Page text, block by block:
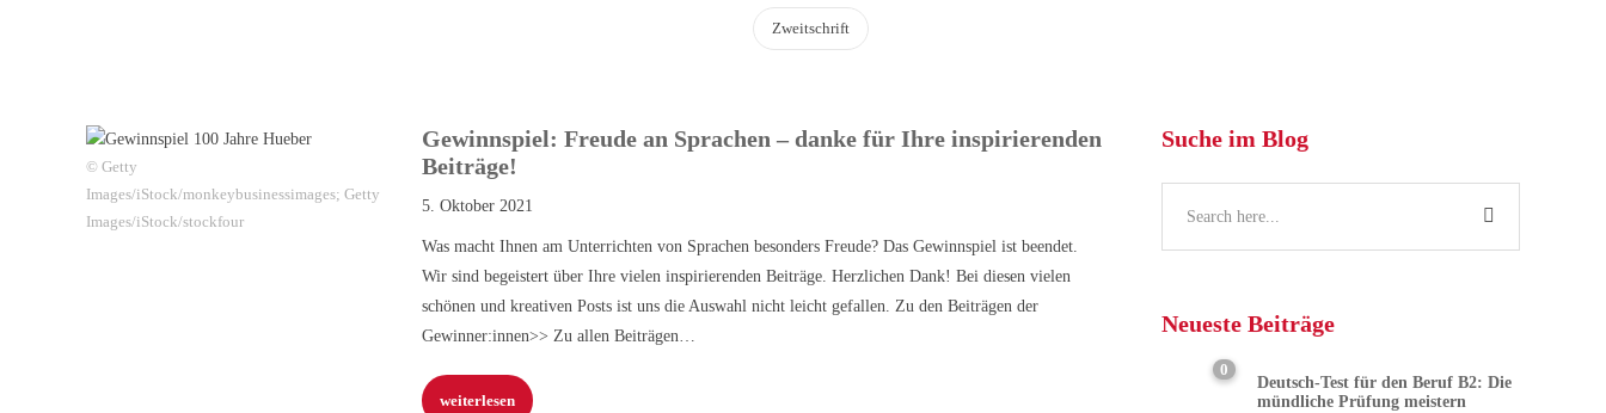
Zweitschrift
© Getty
Images/iStock/monkeybusinessimages; Getty
Images/iStock/stockfour
Gewinnspiel: Freude an Sprachen – danke für Ihre inspirierenden
Beiträge!
5. Oktober 2021
Was macht Ihnen am Unterrichten von Sprachen besonders Freude? Das Gewinnspiel ist beendet.
Wir sind begeistert über Ihre vielen inspirierenden Beiträge. Herzlichen Dank! Bei diesen vielen
schönen und kreativen Posts ist uns die Auswahl nicht leicht gefallen. Zu den Beiträgen der
Gewinner:innen>> Zu allen Beiträgen…
weiterlesen
Suche im Blog
Neueste Beiträge
0
Deutsch-Test für den Beruf B2: Die
mündliche Prüfung meistern